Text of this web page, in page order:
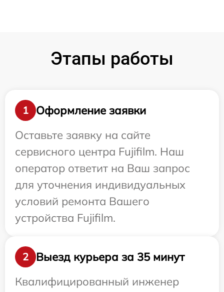
Этапы работы
1
Оформление заявки
Оставьте заявку на сайте
сервисного центра Fujifilm. Наш
оператор ответит на Ваш запрос
для уточнения индивидуальных
условий ремонта Вашего
устройства Fujifilm.
2
Выезд курьера за 35 минут
Квалифицированный инженер